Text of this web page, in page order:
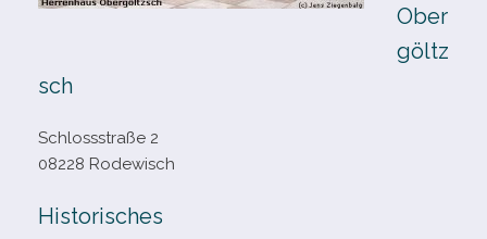
Ober
göltz
sch
Schlossstraße 2
08228 Rodewisch
Historisches